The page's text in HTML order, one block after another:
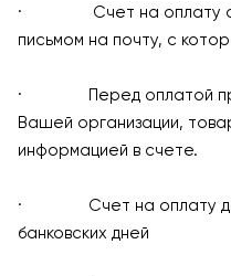
· Счет на оплату
письмом на почту, с
· Перед оплатой
Вашей организации,
информацией в счете.
· Счет на оплату
банковских дней